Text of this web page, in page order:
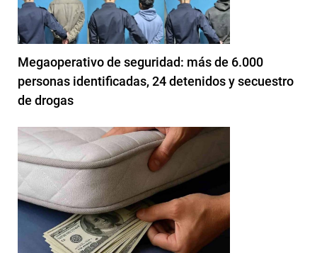
Megaoperativo de seguridad: más de 6.000
personas identificadas, 24 detenidos y secuestro
de drogas